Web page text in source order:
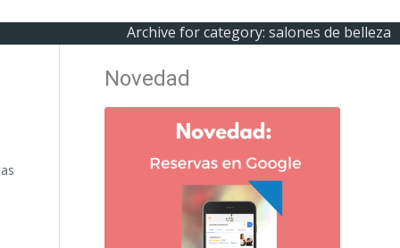
Archive for category: salones de belleza
Novedad